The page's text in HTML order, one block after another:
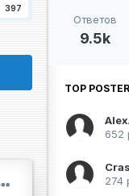
397
Ответов
9.5k
TOP
652
274